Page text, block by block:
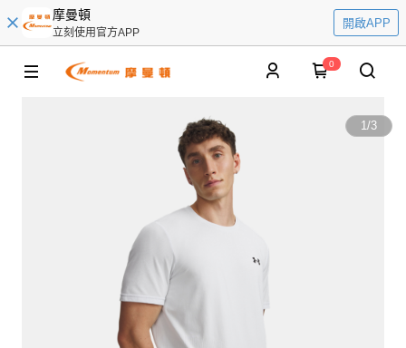
摩曼頓
立刻使用官方APP
開啟APP
0
1/3